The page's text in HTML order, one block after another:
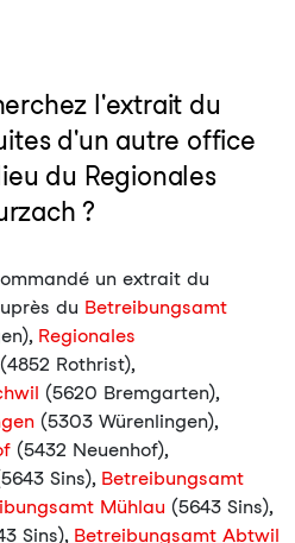
l'extrait du
d'un autre office
du Regionales
?
un extrait du
du Betreibungsamt
Regionales
(4852 Rothrist),
(5620 Bremgarten),
(5303 Würenlingen),
(5432 Neuenhof),
Sins), Betreibungsamt
Mühlau (5643 Sins),
Sins), Betreibungsamt Abtwil